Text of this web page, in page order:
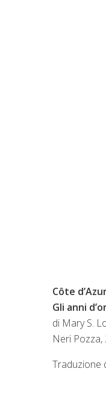
Côte
Gli anni
di Mary S.
Neri Pozza,
Traduzione